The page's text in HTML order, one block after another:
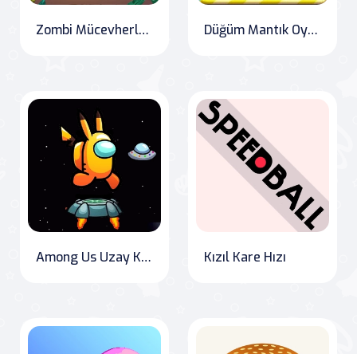
Zombi Mücevherleri Düğüm Mantık Oyunu
Among Us Uzay Koşusu Kızıl Kare Hızı